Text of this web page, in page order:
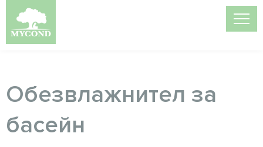
Обезвлажнител за
басейн